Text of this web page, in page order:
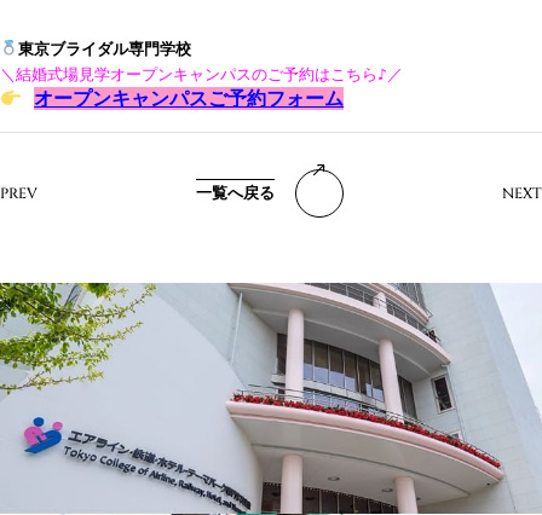
東京ブライダル専門学校
＼結婚式場見学オープンキャンパスのご予約はこちら♪ ／
オープンキャンパスご予約フォーム
PREV 一覧へ戻る NEXT